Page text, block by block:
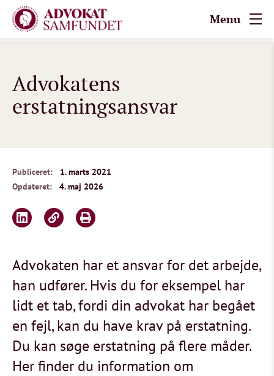
Menu
Advokatens
erstatningsansvar
Publiceret:
1. marts 2021
Opdateret:
4. maj 2026
Advokaten har et ansvar for det arbejde,
han udfører. Hvis du for eksempel har
lidt et tab, fordi din advokat har begået
en fejl, kan du have krav på erstatning.
Du kan søge erstatning på flere måder.
Her finder du information om